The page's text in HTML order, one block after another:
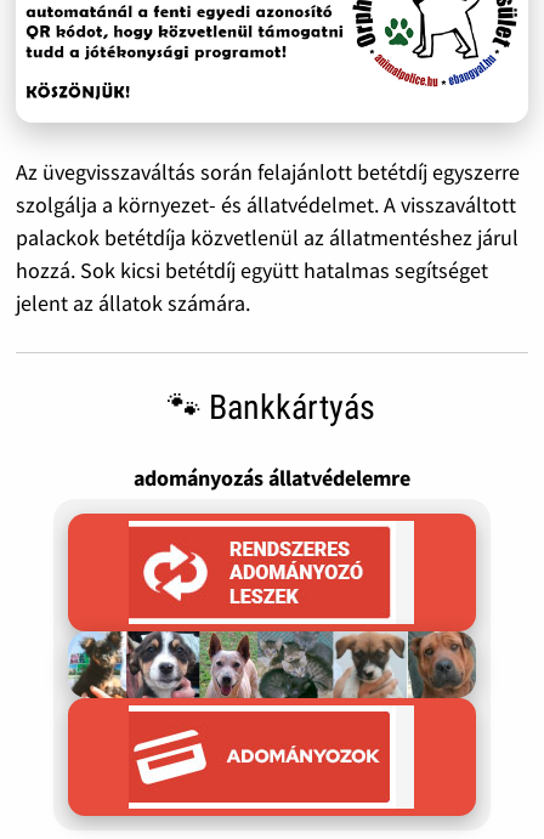
Az üvegvisszaváltás során felajánlott betétdíj egyszerre
szolgálja a környezet- és állatvédelmet. A visszaváltott
palackok betétdíja közvetlenül az állatmentéshez járul
hozzá. Sok kicsi betétdíj együtt hatalmas segítséget
jelent az állatok számára.
🐾 Bankkártyás
adományozás állatvédelemre